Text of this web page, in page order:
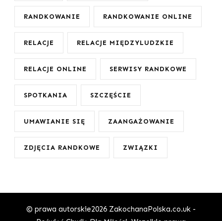
RANDKOWANIE RANDKOWANIE ONLINE
RELACJE RELACJE MIĘDZYLUDZKIE
RELACJE ONLINE SERWISY RANDKOWE
SPOTKANIA SZCZĘŚCIE
UMAWIANIE SIĘ ZAANGAŻOWANIE
ZDJĘCIA RANDKOWE ZWIĄZKI
© prawa autorskie2026 ZakochanaPolska.co.uk -